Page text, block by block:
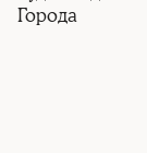
Города